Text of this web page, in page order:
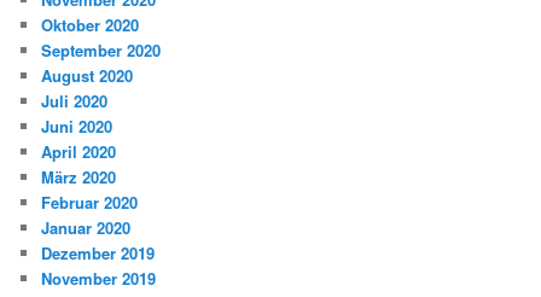
Oktober 2020
September 2020
August 2020
Juli 2020
Juni 2020
April 2020
März 2020
Februar 2020
Januar 2020
Dezember 2019
November 2019